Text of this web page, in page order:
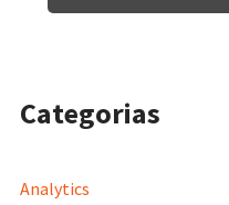
Categorias
Analytics